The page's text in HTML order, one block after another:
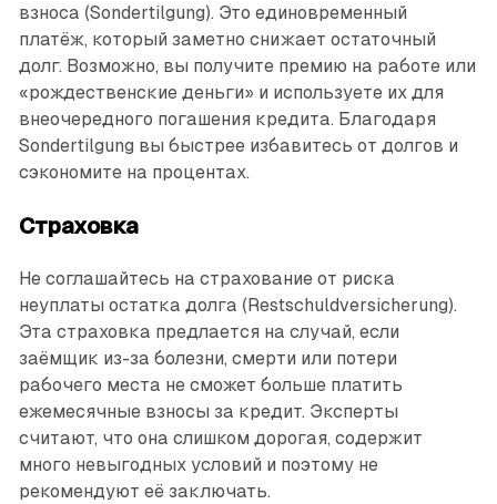
взноса (Sondertilgung). Это единовременный
платёж, который заметно снижает остаточный
долг. Возможно, вы получите премию на работе или
«рождественские деньги» и используете их для
внеочередного погашения кредита. Благодаря
Sondertilgung вы быстрее избавитесь от долгов и
сэкономите на процентах.
Страховка
Не соглашайтесь на страхование от риска
неуплаты остатка долга (Restschuldversicherung).
Эта страховка предлается на случай, если
заёмщик из-за болезни, смерти или потери
рабочего места не сможет больше платить
ежемесячные взносы за кредит. Эксперты
считают, что она слишком дорогая, содержит
много невыгодных условий и поэтому не
рекомендуют её заключать.